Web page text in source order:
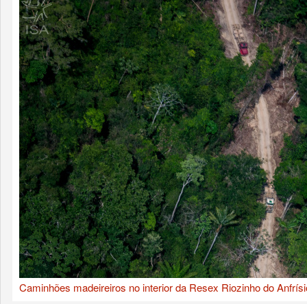
Caminhões madeireiros no interior da Resex Riozinho do